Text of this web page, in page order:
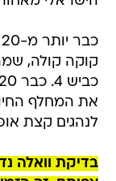
קוקה קולה,
את המחלף
לנהגים קצת
בדיקת וואלה